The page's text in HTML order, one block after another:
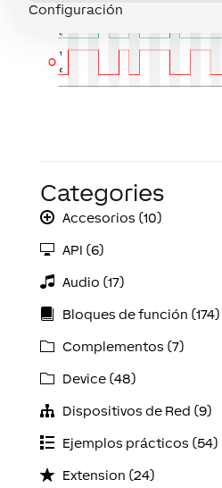
Configuración
Categories
Accesorios (10)
API (6)
Audio (17)
Bloques de función (174)
Complementos (7)
Device (48)
Dispositivos de Red (9)
Ejemplos prácticos (54)
Extension (24)